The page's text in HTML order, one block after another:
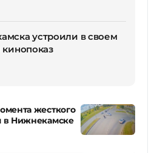
устроили в своем
жесткого
в Нижнекамске